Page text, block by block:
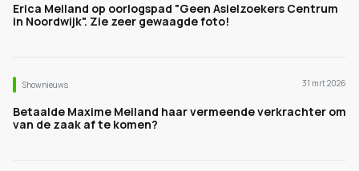
Erica Meiland op oorlogspad "Geen Asielzoekers Centrum
in Noordwijk". Zie zeer gewaagde foto!
Shownieuws 31 mrt 2026
Betaalde Maxime Meiland haar vermeende verkrachter om
van de zaak af te komen?